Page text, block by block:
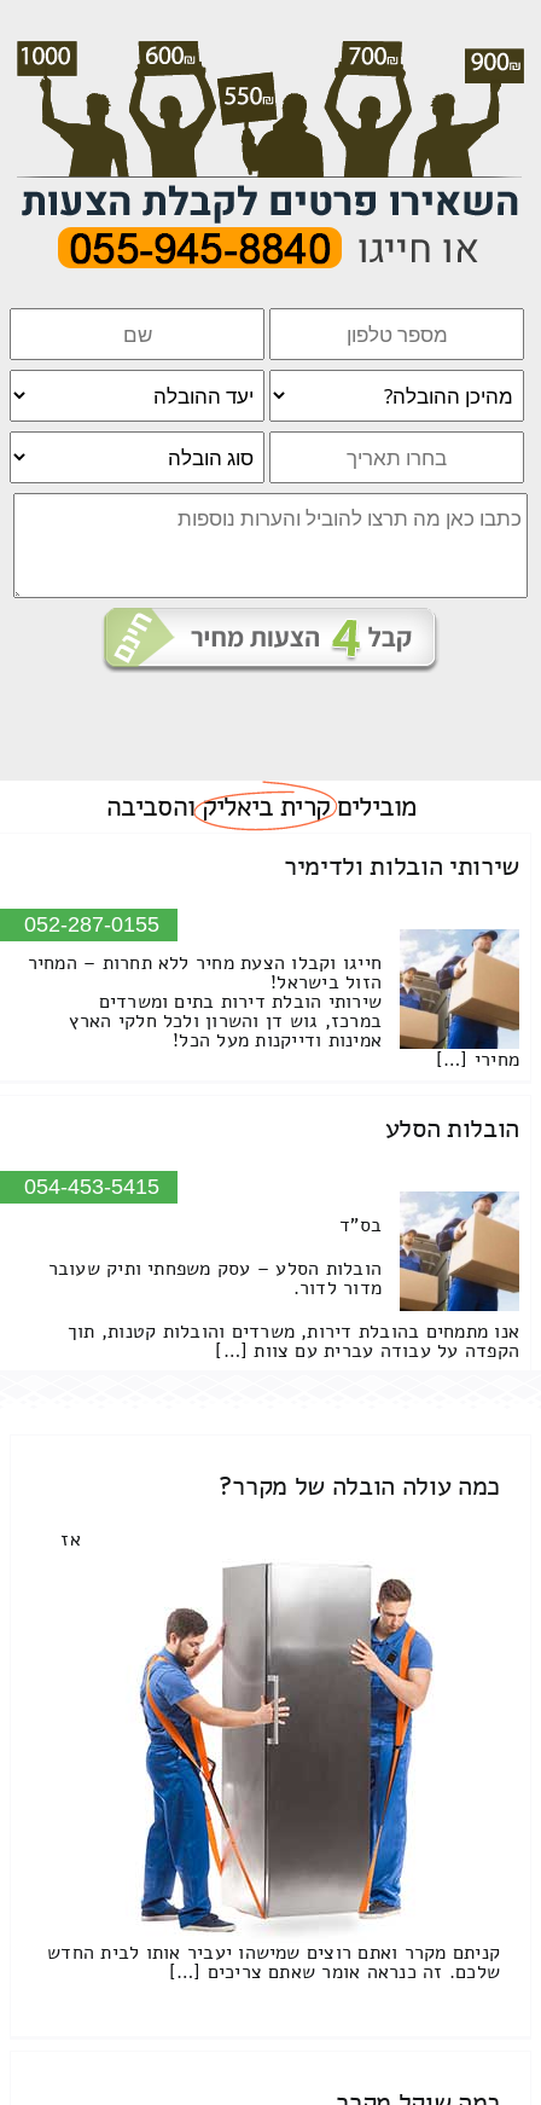
מוביליםקרית ביאליקוהסביבה
שירותי הובלות ולדימיר
052-287-0155
חייגו וקבלו הצעת מחיר ללא תחרות – המחיר
הזול בישראל!
שירותי הובלת דירות בתים ומשרדים
במרכז, גוש דן והשרון ולכל חלקי הארץ
אמינות ודייקנות מעל הכל!
מחירי […]
הובלות הסלע
054-453-5415
בס"ד
הובלות הסלע – עסק משפחתי ותיק שעובר
מדור לדור.
אנו מתמחים בהובלת דירות, משרדים והובלות קטנות, תוך
הקפדה על עבודה עברית עם צוות […]
כמה עולה הובלה של מקרר?
אז
קניתם מקרר ואתם רוצים שמישהו יעביר אותו לבית החדש
שלכם. זה כנראה אומר שאתם צריכים […]